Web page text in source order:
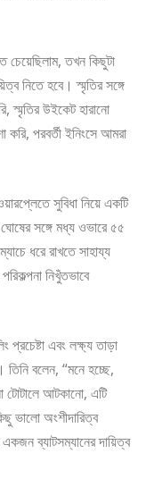
তখন কিছুটা
নিতে হবে। স্মৃতির সঙ্গে
স্মৃতির উইকেট হারানো
করি, পরবর্তী ইনিংসে আমরা
সুবিধা নিয়ে একটি
সঙ্গে মধ্য ওভারে ৫৫
ধরে রাখতে সাহায্য
নিখুঁতভাবে
এবং লক্ষ্য তাড়া
বলেন, “মনে হচ্ছে,
টোটালে আটকানো, এটি
ভালো অংশীদারিত্ব
ব্যাটসম্যানের দায়িত্ব